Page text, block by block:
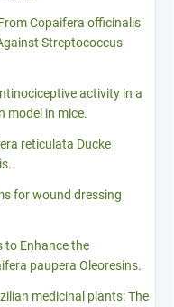
Copaifera officinalis
Streptococcus
activity in a
model in mice.
reticulata Ducke
for wound dressing
to Enhance the
paupera Oleoresins.
medicinal plants: The